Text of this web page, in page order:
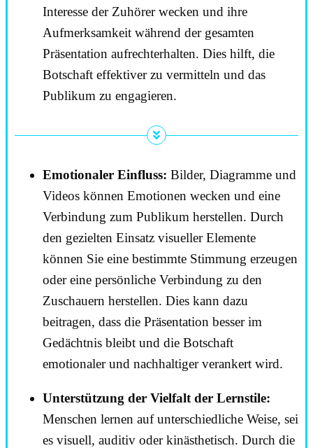
Interesse der Zuhörer wecken und ihre
Aufmerksamkeit während der gesamten
Präsentation aufrechterhalten. Dies hilft, die
Botschaft effektiver zu vermitteln und das
Publikum zu engagieren.
Emotionaler Einfluss: Bilder, Diagramme und
Videos können Emotionen wecken und eine
Verbindung zum Publikum herstellen. Durch
den gezielten Einsatz visueller Elemente
können Sie eine bestimmte Stimmung erzeugen
oder eine persönliche Verbindung zu den
Zuschauern herstellen. Dies kann dazu
beitragen, dass die Präsentation besser im
Gedächtnis bleibt und die Botschaft
emotionaler und nachhaltiger verankert wird.
Unterstützung der Vielfalt der Lernstile:
Menschen lernen auf unterschiedliche Weise, sei
es visuell, auditiv oder kinästhetisch. Durch die